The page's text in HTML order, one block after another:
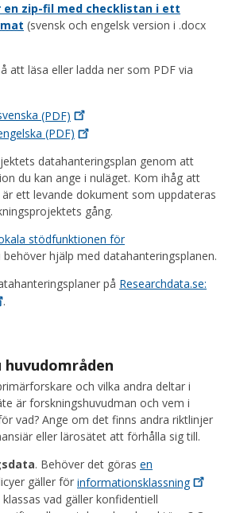
en zip-fil med checklistan i ett
(svensk och engelsk version i .docx
att läsa eller ladda ner som PDF via
(PDF)
(PDF)
datahanteringsplan genom att
du kan ange i nuläget. Kom ihåg att
ett levande dokument som uppdateras
gång.
stödfunktionen för
hjälp med datahanteringsplanen.
på Researchdata.se:
.
huvudområden
och vilka andra deltar i
är forskningshuvudman och vem i
vad? Ange om det finns andra riktlinjer
eller lärosätet att förhålla sig till.
. Behöver det göras en
gäller för informationsklassning
vad gäller konfidentiell